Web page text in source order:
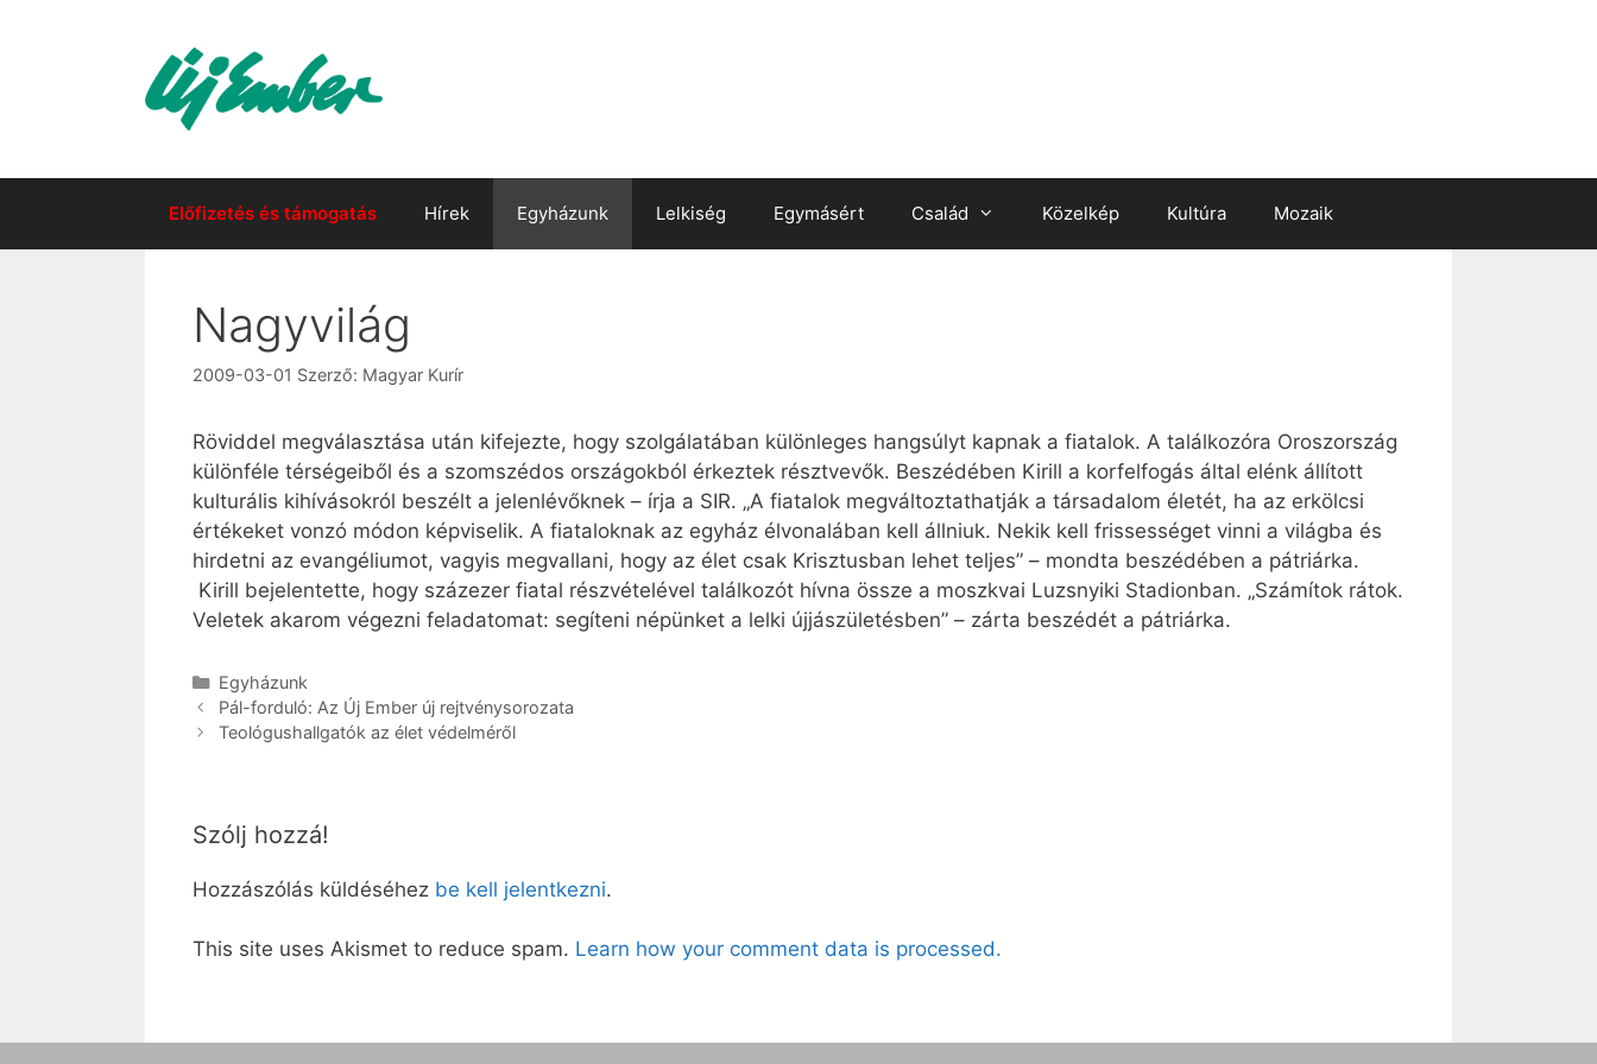
Előfizetés és támogatás Hírek Egyházunk Lelkiség Egymásért Család Közelkép Kultúra Mozaik
Nagyvilág
2009-03-01 Szerző: Magyar Kurír
Röviddel megválasztása után kifejezte, hogy szolgálatában különleges hangsúlyt kapnak a fiatalok. A találkozóra Oroszország
különféle térségeiből és a szomszédos országokból érkeztek résztvevők. Beszédében Kirill a korfelfogás által elénk állított
kulturális kihívásokról beszélt a jelenlévőknek – írja a SIR. „A fiatalok megváltoztathatják a társadalom életét, ha az erkölcsi
értékeket vonzó módon képviselik. A fiataloknak az egyház élvonalában kell állniuk. Nekik kell frissességet vinni a világba és
hirdetni az evangéliumot, vagyis megvallani, hogy az élet csak Krisztusban lehet teljes” – mondta beszédében a pátriárka.
Kirill bejelentette, hogy százezer fiatal részvételével találkozót hívna össze a moszkvai Luzsnyiki Stadionban. „Számítok rátok.
Veletek akarom végezni feladatomat: segíteni népünket a lelki újjászületésben” – zárta beszédét a pátriárka.
Kategória
Egyházunk
Pál-forduló: Az Új Ember új rejtvénysorozata
Teológushallgatók az élet védelméről
Szólj hozzá!
Hozzászólás küldéséhez be kell jelentkezni.
This site uses Akismet to reduce spam. Learn how your comment data is processed.